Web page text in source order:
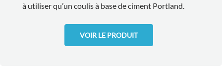
à utiliser qu’un coulis à base de ciment Portland.
VOIR LE PRODUIT